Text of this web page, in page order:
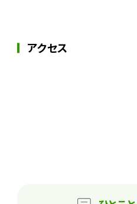
アクセス